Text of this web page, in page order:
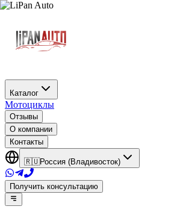
Каталог
Мотоциклы
Отзывы
О компании
Контакты
🇷🇺Россия (Владивосток)
Получить консультацию